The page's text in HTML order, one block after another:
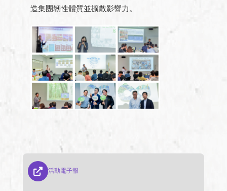
造集團韌性體質並擴散影響力。
活動電子報